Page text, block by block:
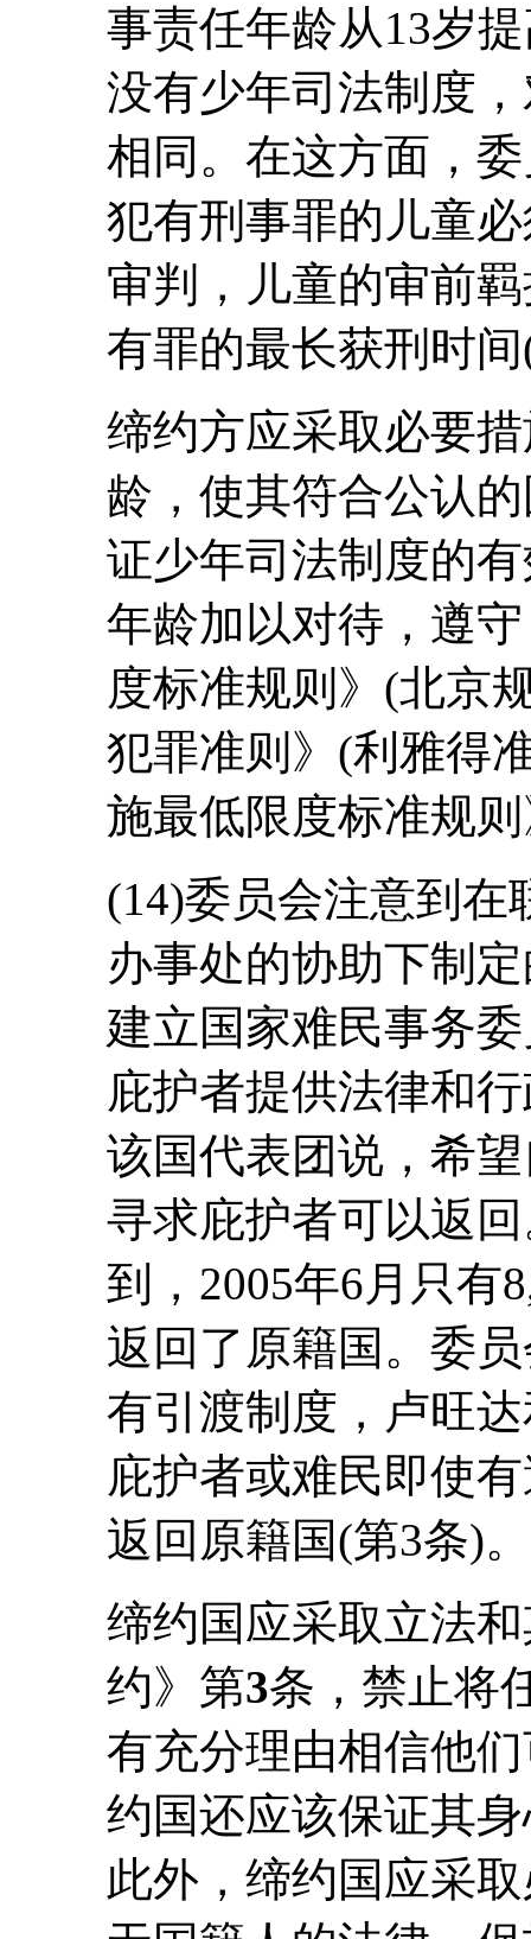
事责任年龄从13岁
没有少年司法制度
相同。在这方面，
犯有刑事罪的儿童
审判，儿童的审前
有罪的最长获刑时
缔约方应采取必要
龄，使其符合公认
证少年司法制度的
年龄加以对待，遵
度标准规则》(北京
犯罪准则》(利雅得
施最低限度标准规
(14)委员会注意到在
办事处的协助下制
建立国家难民事务
庇护者提供法律和
该国代表团说，希
寻求庇护者可以返
到，2005年6月只有
返回了原籍国。委
有引渡制度，卢旺
庇护者或难民即使
返回原籍国(第3条)。
缔约国应采取立法
约》第3条，禁止将
有充分理由相信他
约国还应该保证其
此外，缔约国应采